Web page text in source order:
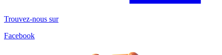
Trouvez-nous sur
Facebook